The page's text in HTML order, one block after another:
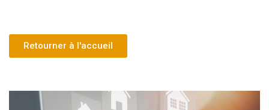
Retourner à l'accueil